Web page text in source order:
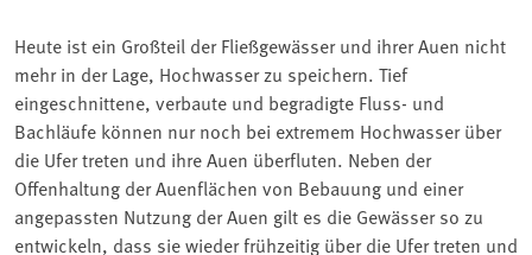
Heute ist ein Großteil der Fließgewässer und ihrer Auen nicht
mehr in der Lage, Hochwasser zu speichern. Tief
eingeschnittene, verbaute und begradigte Fluss- und
Bachläufe können nur noch bei extremem Hochwasser über
die Ufer treten und ihre Auen überfluten. Neben der
Offenhaltung der Auenflächen von Bebauung und einer
angepassten Nutzung der Auen gilt es die Gewässer so zu
entwickeln, dass sie wieder frühzeitig über die Ufer treten und